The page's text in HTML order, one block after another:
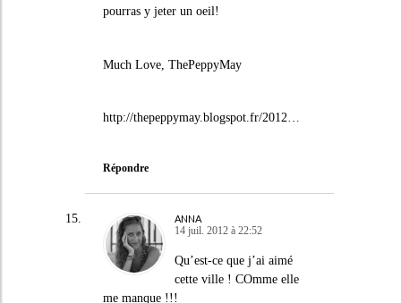
pourras y jeter un oeil!
Much Love, ThePeppyMay
http://thepeppymay.blogspot.fr/2012…
Répondre
ANNA
14 juil. 2012 à 22:52
Qu’est-ce que j’ai aimé
cette ville ! COmme elle
me manque !!!